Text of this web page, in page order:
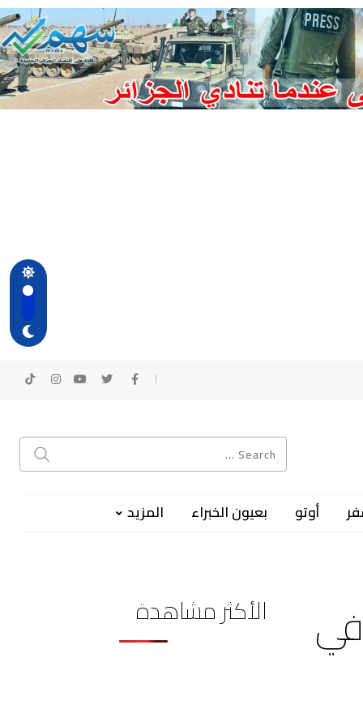
أوتو بعيون الخبراء المزيد
الأكثر مشاهدة